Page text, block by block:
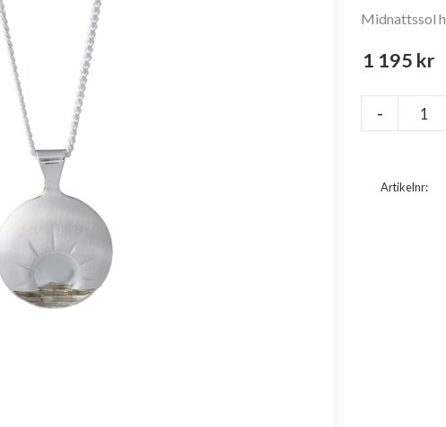
Midnattssol
1 195 kr
-
Artikelnr